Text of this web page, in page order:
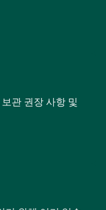
관 권장 사항 및